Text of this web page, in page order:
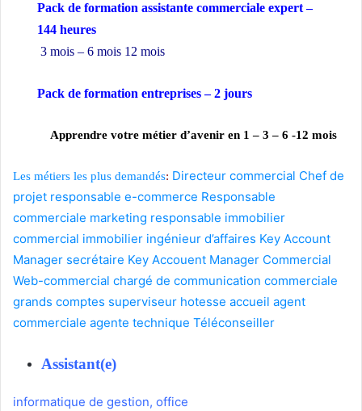
Pack de formation assistante commerciale expert –
144 heures
3 mois – 6 mois 12 mois
Pack de formation entreprises– 2 jours
Apprendre votre métier d’avenir en 1 – 3 – 6 -12 mois
Les métiers les plus demandés: Directeur commercial Chef de
projet responsable e-commerce Responsable
commerciale marketing responsable immobilier
commercial immobilier ingénieur d’affaires Key Account
Manager secrétaire Key Accouent Manager Commercial
Web-commercial chargé de communication commerciale
grands comptes superviseur hotesse accueil agent
commerciale agente technique Téléconseiller
Assistant(e)
informatique de gestion, office